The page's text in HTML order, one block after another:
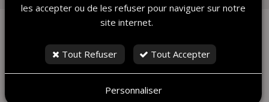
les accepter ou de les refuser pour naviguer sur notre
site internet.
Tout Refuser Tout Accepter
Personnaliser